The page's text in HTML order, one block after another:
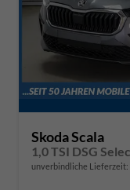
Skoda Scala
1,0 TSI DSG
unverbindliche Lieferzeit: